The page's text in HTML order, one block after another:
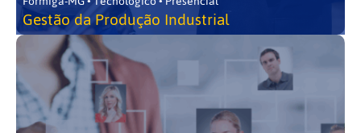
Gestão da Produção Industrial